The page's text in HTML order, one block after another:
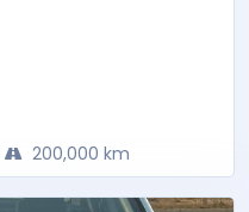
200,000 km